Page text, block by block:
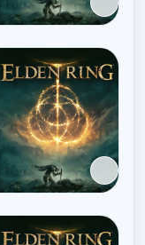
برای افزودن وارد شوید
برای افزودن وارد شوید